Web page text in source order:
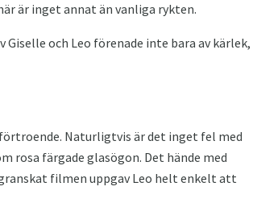
är inget annat än vanliga rykten.
och Leo förenade inte bara av kärlek,
Naturligtvis är det inget fel med
rosa färgade glasögon. Det hände med
filmen uppgav Leo helt enkelt att